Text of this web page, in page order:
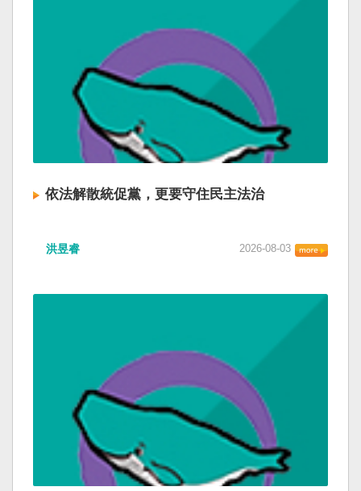
依法解散統促黨，更要守住民主法治
洪昱睿 2026-08-03